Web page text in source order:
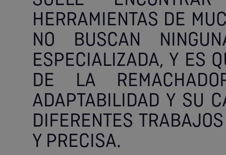
HERRAMIENTAS DE
NO BUSCAN
ESPECIALIZADA, Y ES
DE LA
ADAPTABILIDAD Y SU
DIFERENTES
Y PRECISA.